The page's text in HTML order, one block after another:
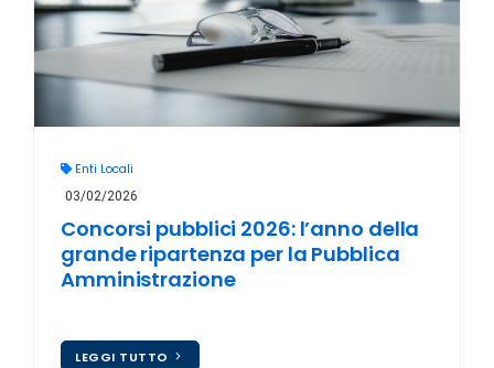
Enti Locali
03/02/2026
Concorsi pubblici 2026: l’anno della
grande ripartenza per la Pubblica
Amministrazione
LEGGI TUTTO